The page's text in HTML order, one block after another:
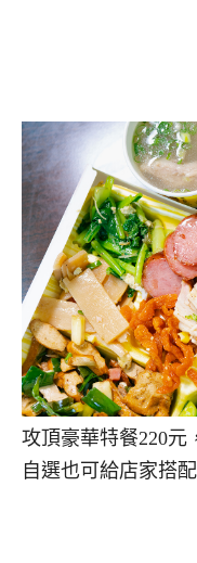
攻頂豪華特餐220元
自選也可給店家搭配